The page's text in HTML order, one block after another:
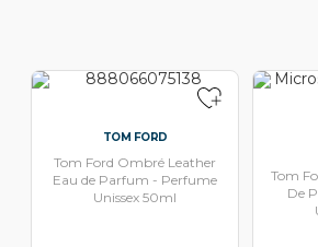
TOM FORD
Tom Ford Ombré Leather
Eau de Parfum - Perfume
Unissex 50ml
Tom
De